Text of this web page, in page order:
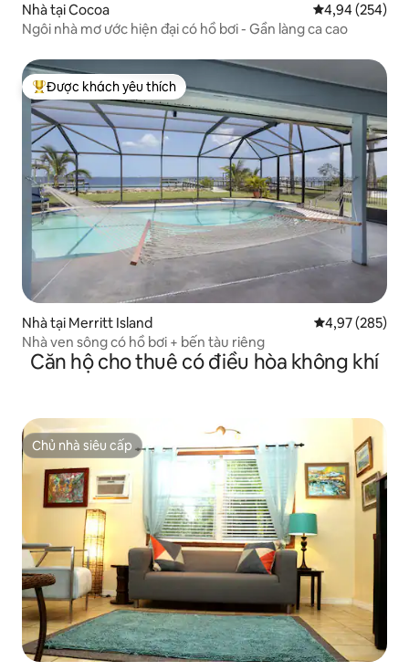
Nhà tại Cocoa Xếp hạng
4,94 (254)
Ngôi nhà mơ ước hiện đại có hồ bơi - Gần làng ca cao
Được khách yêu thích nhất
Được khách yêu thích
Nhà tại Merritt Island Xếp hạng
4,97 (285)
Nhà ven sông có hồ bơi + bến tàu riêng
Căn hộ cho thuê có điều hòa không khí
Chủ nhà siêu cấp
Chủ nhà siêu cấp